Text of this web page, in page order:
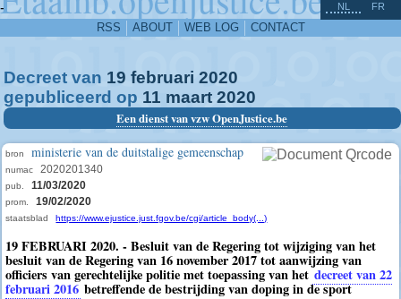
-
RSS ABOUT WEB LOG CONTACT
NL FR
Decreet van 19 februari 2020
gepubliceerd op 11 maart 2020
Een dienst van vzw OpenJustice.be
bron ministerie van de duitstalige gemeenschap
numac 2020201340
pub. 11/03/2020
prom. 19/02/2020
staatsblad https://www.ejustice.just.fgov.be/cgi/article_body(...)
19 FEBRUARI 2020. - Besluit van de Regering tot wijziging van het
besluit van de Regering van 16 november 2017 tot aanwijzing van
officiers van gerechtelijke politie met toepassing van het decreet van 22
februari 2016 betreffende de bestrijding van doping in de sport
^